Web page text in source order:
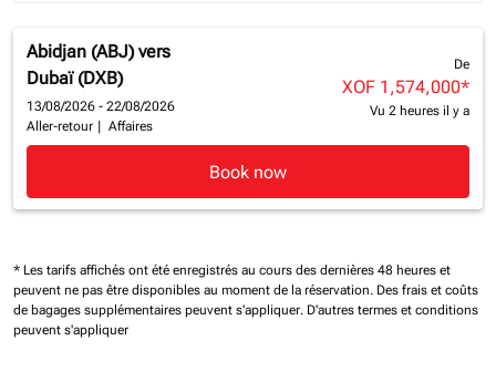
Abidjan (ABJ) vers
Dubaï (DXB)
13/08/2026 - 22/08/2026
Aller-retour
Affaires
De
XOF 1,574,000*
Vu 2 heures il y a
Book now
* Les tarifs affichés ont été enregistrés au cours des dernières 48 heures et
peuvent ne pas être disponibles au moment de la réservation. Des frais et coûts
de bagages supplémentaires peuvent s'appliquer. D'autres termes et conditions
peuvent s'appliquer